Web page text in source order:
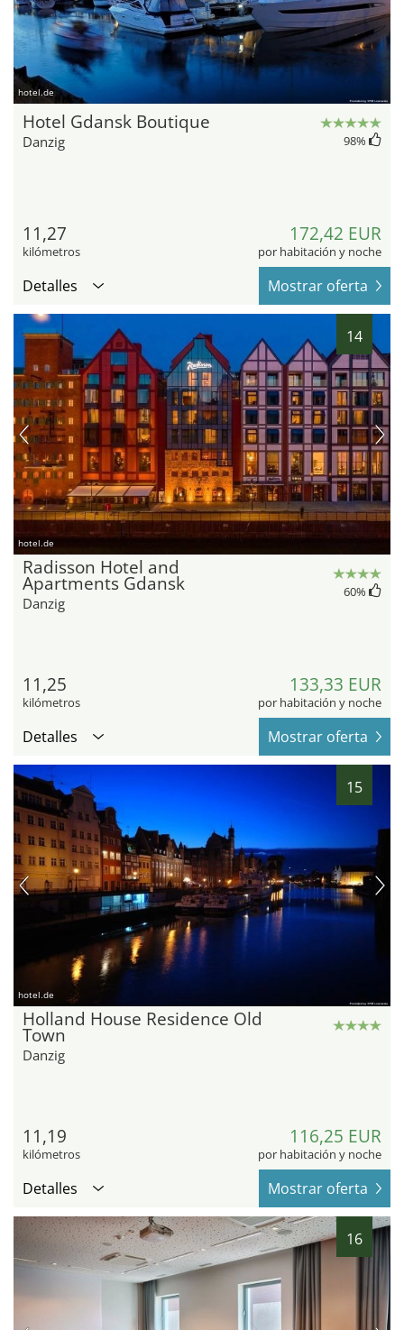
hotel.de
Hotel Gdansk Boutique
Danzig 98%
11,27
kilómetros
172,42 EUR
por habitación y noche
Detalles Mostrar oferta
14
hotel.de
Radisson Hotel and
Apartments Gdansk
Danzig
60%
11,25
kilómetros
133,33 EUR
por habitación y noche
Detalles Mostrar oferta
15
hotel.de
Holland House Residence Old
Town
Danzig
11,19
kilómetros
116,25 EUR
por habitación y noche
Detalles Mostrar oferta
16